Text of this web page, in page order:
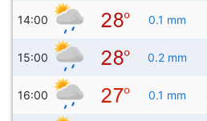
14:00 0.1 mm
15:00 0.2 mm
16:00 0.1 mm